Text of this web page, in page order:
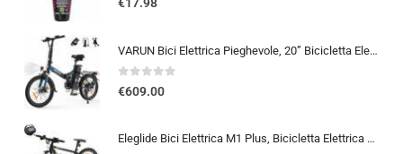
€17.98
VARUN Bici Elettrica Pieghevole, 20” Bicicletta Elettrica Unisex, Batteria Rimovibile 48V 374.4Wh, Autonomia 70Km, 7 Velocit
0out of 5
€609.00
Eleglide Bici Elettrica M1 Plus, Bicicletta Elettrica 27,5″, Mountain Bike Elettrica, mtb elettrica Batteria Rimovibile 12,5 Ah, 21 Velocità, bicicletta elettrica pedalata assistita